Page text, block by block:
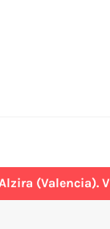
(Valencia).